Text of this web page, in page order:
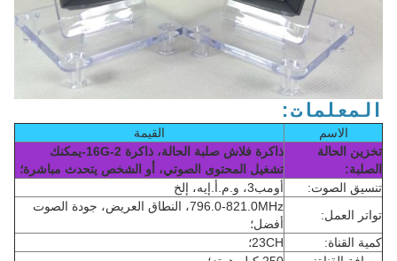
المعلمات:
الاسم
القيمة
تخزين الحالة
الصلبة:
ذاكرة فلاش صلبة الحالة، ذاكرة 2-16G-يمكنك
تشغيل المحتوى الصوتي، أو الشخص يتحدث مباشرة؛
تنسيق الصوت:
أومب3، و.م.أ.إيه، إلخ
تواتر العمل:
796.0-821.0MHz، النطاق العريض، جودة الصوت
أفضل؛
كمية القناة:
23CH؛